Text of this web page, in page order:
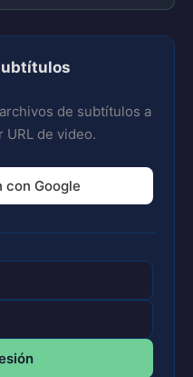
de subtítulos a
de video.
con Google